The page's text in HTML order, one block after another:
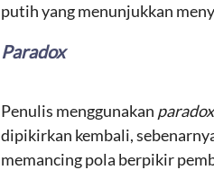
putih yang menunjukkan
Paradox
Penulis menggunakan
dipikirkan kembali,
memancing pola berpikir